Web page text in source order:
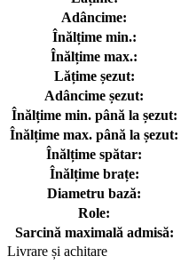
Adâncime:
Înălțime min.:
Înălțime max.:
Lățime șezut:
Adâncime șezut:
Înălțime min. până la șezut:
Înălțime max. până la șezut:
Înălțime spătar:
Înălțime brațe:
Diametru bază:
Role:
Sarcină maximală admisă:
Livrare și achitare